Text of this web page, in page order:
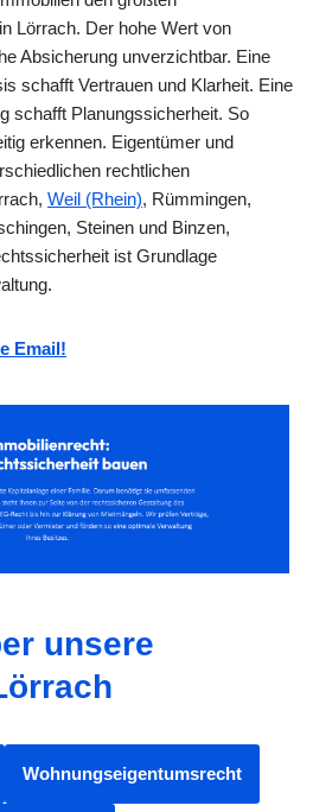
Lörrach. Der hohe Wert von
Absicherung unverzichtbar. Eine
schafft Vertrauen und Klarheit. Eine
schafft Planungssicherheit. So
erkennen. Eigentümer und
rechtlichen
Weil (Rhein), Rümmingen,
Steinen und Binzen,
ist Grundlage
Email!
unsere
Wohnungseigentumsrecht